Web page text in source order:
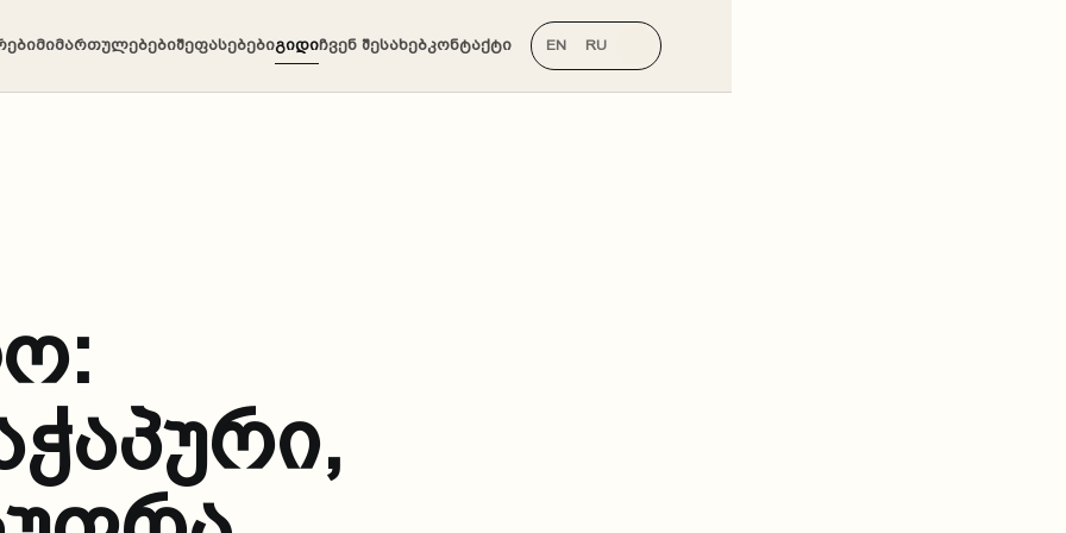
მიმართულებებიშეფასებებიგიდიჩვენ შესახებკონტაქტი EN RU